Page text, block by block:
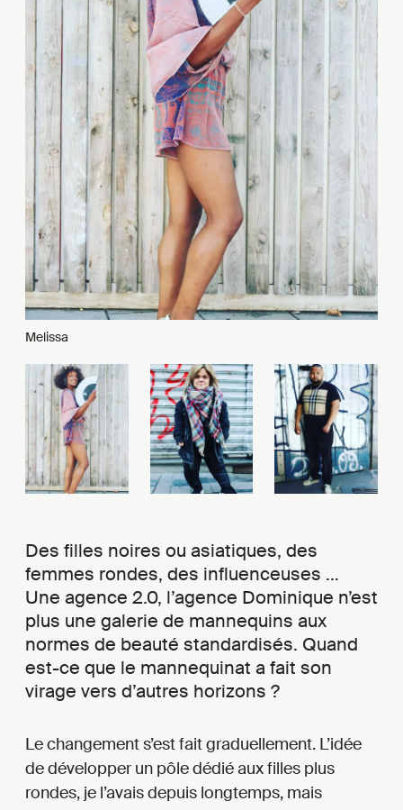
Melissa
Des filles noires ou asiatiques, des
femmes rondes, des influenceuses …
Une agence 2.0, l’agence Dominique n’est
plus une galerie de mannequins aux
normes de beauté standardisés. Quand
est-ce que le mannequinat a fait son
virage vers d’autres horizons ?
Le changement s’est fait graduellement. L’idée
de développer un pôle dédié aux filles plus
rondes, je l’avais depuis longtemps, mais